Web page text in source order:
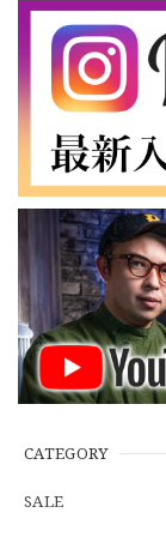
CATEGORY
SALE